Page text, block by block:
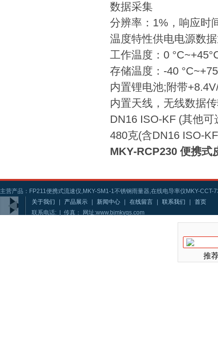
数据采集
分辨率：1%，响应时
温度特性供电电源数
工作温度：0
存储温度：-40
内置锂电池;附带
内置天线，无线数据
DN16 ISO-KF (其他
480克(含DN16 ISO-
MKY-RCP230 便携式
主营产品：FP211便携式流速仪,MKY-SM1-1不锈钢雨量器,在线电导率仪MKY-CCT-
关于我们
产品展示 新闻中心 在线留言 联系我们
首页
联系电话: | 传真： 网址:www.bjmkygs.com
推